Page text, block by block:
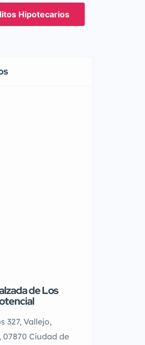
Hipotecarios
de Los
327, Vallejo,
07870 Ciudad de